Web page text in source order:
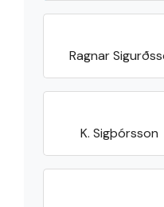
Ragnar
K. Sigþórsson